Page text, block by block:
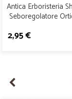
Antica Erboristeria
Seboregolatore
2,95 €